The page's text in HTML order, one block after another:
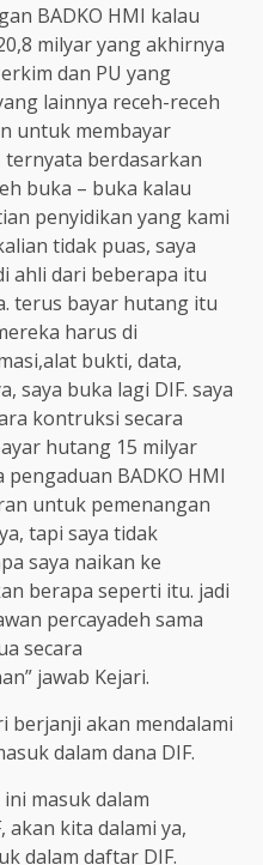
BADKO HMI kalau
milyar yang akhirnya
dan PU yang
lainnya receh-receh
untuk membayar
berdasarkan
buka – buka kalau
penyidikan yang kami
tidak puas, saya
ahli dari beberapa itu
terus bayar hutang itu
harus di
bukti, data,
saya buka lagi DIF. saya
kontruksi secara
hutang 15 milyar
BADKO HMI
untuk pemenangan
tapi saya tidak
saya naikan ke
berapa seperti itu. jadi
percayadeh sama
secara
jawab Kejari.
berjanji akan mendalami
dalam dana DIF.
masuk dalam
akan kita dalami ya,
dalam daftar DIF.